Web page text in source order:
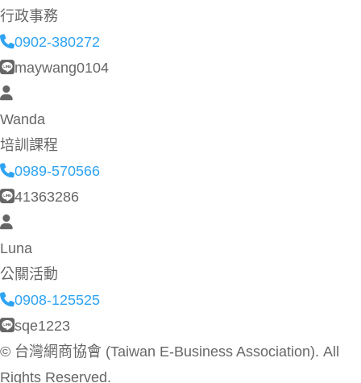
行政事務
0902-380272
maywang0104
Wanda
培訓課程
0989-570566
41363286
Luna
公關活動
0908-125525
sqe1223
© 台灣網商協會 (Taiwan E-Business Association). All
Rights Reserved.